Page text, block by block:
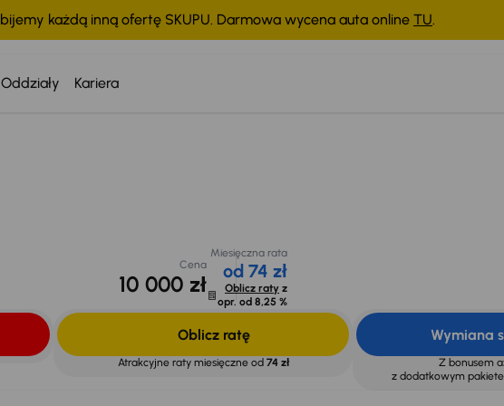
każdą inną ofertę SKUPU. Darmowa wycena auta online TU.
Oddziały Kariera
Cena
10 000 zł
Miesięczna rata
od 74 zł
Oblicz raty z
opr. od 8,25 %
Oblicz ratę
Atrakcyjne raty miesięczne od 74 zł
Wymiana
Z bonusem
z dodatkowym